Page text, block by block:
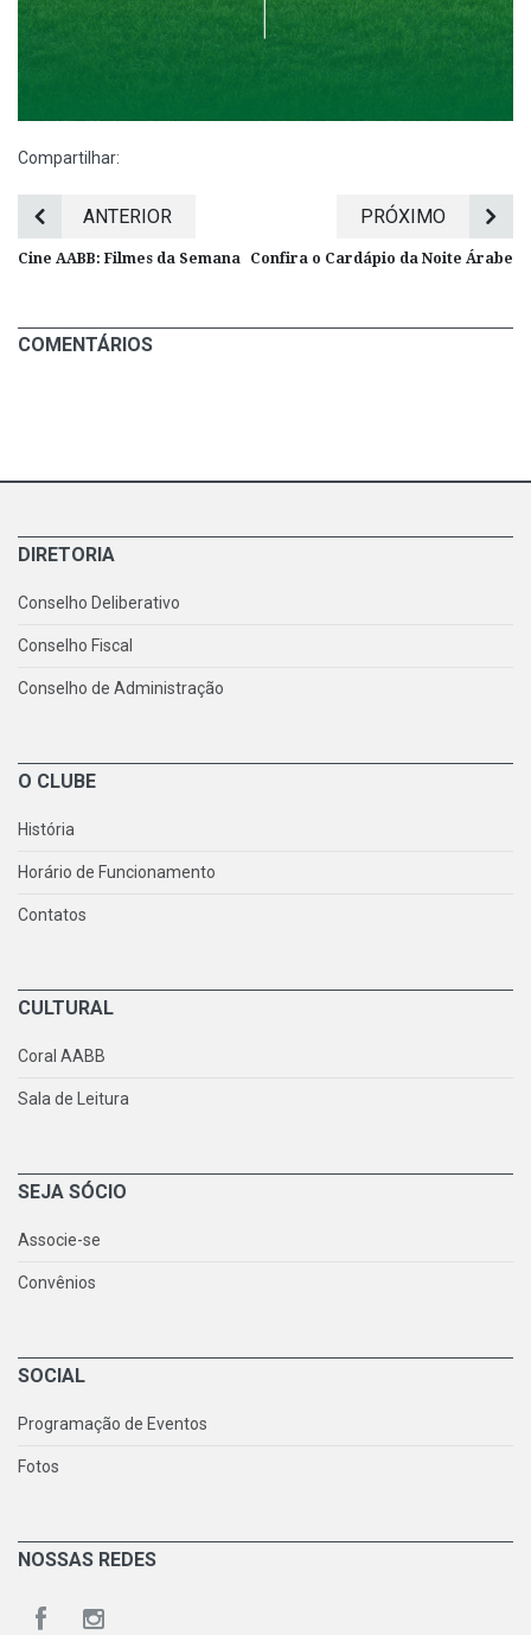
Compartilhar:
ANTERIOR
Cine AABB: Filmes da Semana
PRÓXIMO
Confira o Cardápio da Noite Árabe
COMENTÁRIOS
DIRETORIA
Conselho Deliberativo
Conselho Fiscal
Conselho de Administração
O CLUBE
História
Horário de Funcionamento
Contatos
CULTURAL
Coral AABB
Sala de Leitura
SEJA SÓCIO
Associe-se
Convênios
SOCIAL
Programação de Eventos
Fotos
NOSSAS REDES